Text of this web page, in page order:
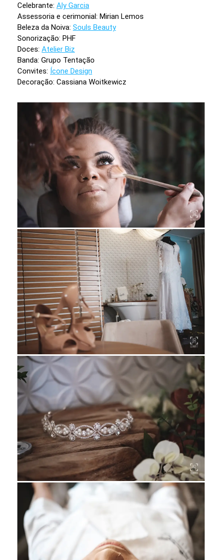
Celebrante: Aly Garcia
Assessoria e cerimonial: Mirian Lemos
Beleza da Noiva: Souls Beauty
Sonorização: PHF
Doces: Atelier Biz
Banda: Grupo Tentação
Convites: Ícone Design
Decoração: Cassiana Woitkewicz